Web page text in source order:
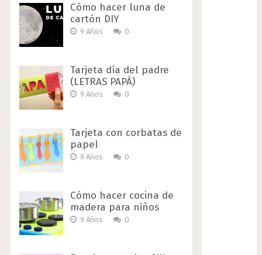
Cómo hacer luna de
cartón DIY
9 Años 0
Tarjeta día del padre
(LETRAS PAPÁ)
9 Años 0
Tarjeta con corbatas de
papel
9 Años 0
Cómo hacer cocina de
madera para niños
9 Años 0